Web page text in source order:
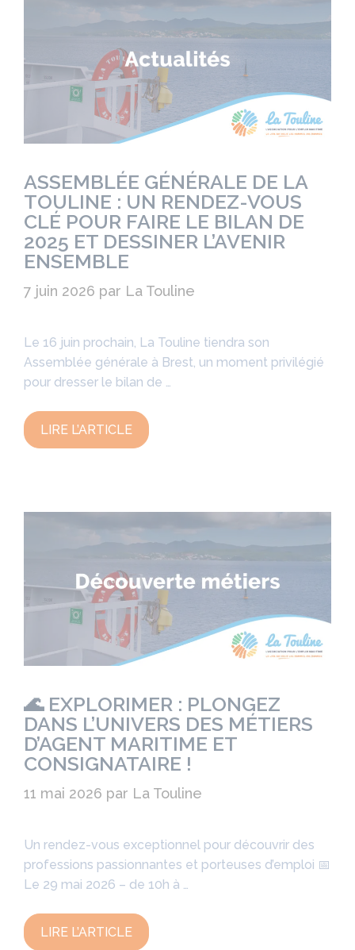
ASSEMBLÉE GÉNÉRALE DE LA
TOULINE : UN RENDEZ-VOUS
CLÉ POUR FAIRE LE BILAN DE
2025 ET DESSINER L’AVENIR
ENSEMBLE
7 juin 2026 par La Touline
Le 16 juin prochain, La Touline tiendra son
Assemblée générale à Brest, un moment privilégié
pour dresser le bilan de …
LIRE L’ARTICLE
🌊 EXPLORIMER : PLONGEZ
DANS L’UNIVERS DES MÉTIERS
D’AGENT MARITIME ET
CONSIGNATAIRE !
11 mai 2026 par La Touline
Un rendez-vous exceptionnel pour découvrir des
professions passionnantes et porteuses d’emploi 📅
Le 29 mai 2026 – de 10h à …
LIRE L’ARTICLE